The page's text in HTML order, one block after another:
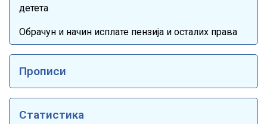
детета
Обрачун и начин исплате пензија и осталих права
Прописи
Статистика